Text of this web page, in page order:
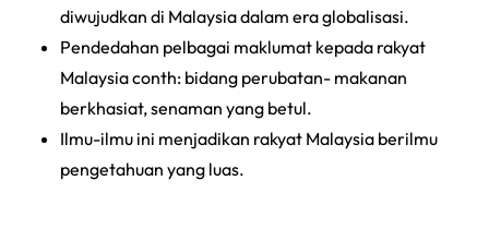
diwujudkan di Malaysia dalam era globalisasi.
Pendedahan pelbagai maklumat kepada rakyat
Malaysia conth: bidang perubatan- makanan
berkhasiat, senaman yang betul.
Ilmu-ilmu ini menjadikan rakyat Malaysia berilmu
pengetahuan yang luas.